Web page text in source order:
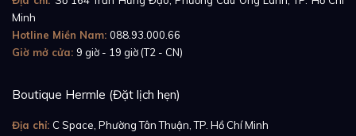
Nổi bật bên trên bộ vỏ đồng hồ là phần vành bezel
cũng được thiết kế từvàng hồng 18K
này, nhà Piaget đã tạo ra một thiết kế đồng nhất và
những mẫu đồng hồ nam hiện đại.
Minh
Hotline Miền Nam: 088.93.000.66
Giờ mở cửa: 9 giờ - 19 giờ (T2 - CN)
Boutique Hermle (Đặt lịch hẹn)
Địa chỉ: C Space, Phường Tân Thuận, TP. Hồ Chí Minh